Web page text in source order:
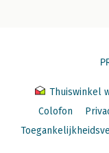
Thuiswinkel
Colofon